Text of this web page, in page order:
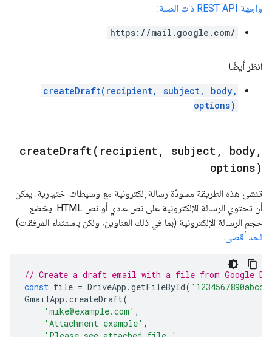
واجهة REST API ذات الصلة
:
https://mail.google.com/
انظر أيضًا
createDraft(recipient, subject, body,
options)
createDraft( recipient , subject , body,
options)
تنشئ هذه الطريقة مسودّة رسالة إلكترونية مع وسيطات اختيارية. يمكن
أن تحتوي الرسالة الإلكترونية على نص عادي أو نص HTML. يخضع
حجم الرسالة الإلكترونية (بما في ذلك العناوين، ولكن باستثناء المرفقات)
لحد أقصى.
// Create a draft email with a file from Google
const file = DriveApp .getFileById(
GmailApp .createDraft(
'mike@example.com' ,
'Attachment example' ,